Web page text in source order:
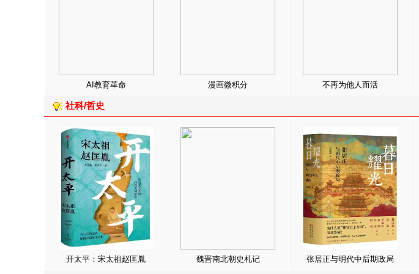
AI教育革命 漫画微积分 不再为他人而活
社科/哲史
开太平：宋太祖赵匡胤 魏晋南北朝史札记 张居正与明代中后期政局